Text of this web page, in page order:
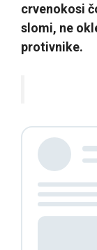
crvenokosi
slomi, ne
protivnike.